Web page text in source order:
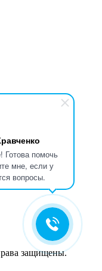
Готова помочь
мне, если у
вопросы.
защищены.